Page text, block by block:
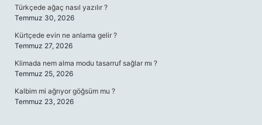
Türkçede ağaç nasıl yazılır ?
Temmuz 30, 2026
Kürtçede evin ne anlama gelir ?
Temmuz 27, 2026
Klimada nem alma modu tasarruf sağlar mı ?
Temmuz 25, 2026
Kalbim mi ağrıyor göğsüm mu ?
Temmuz 23, 2026